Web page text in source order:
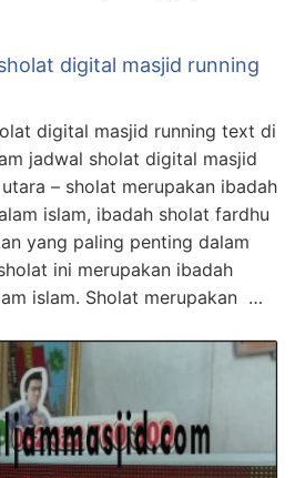
digital masjid running
digital masjid running text di
jadwal sholat digital masjid
– sholat merupakan ibadah
islam, ibadah sholat fardhu
yang paling penting dalam
ini merupakan ibadah
islam. Sholat merupakan …